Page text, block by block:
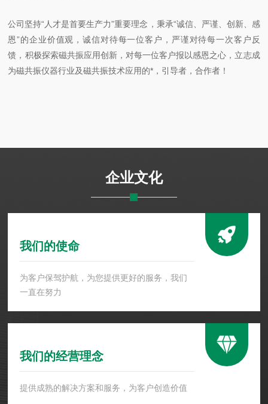
公司坚持“人才是首要生产力”重要理念，秉承“诚信、严谨、创新、感
恩”的企业价值观，诚信对待每一位客户，严谨对待每一次客户反
馈，积极探索磁共振应用创新，对每一位客户报以感恩之心，立志成
为磁共振仪器行业及磁共振技术应用的*，引导者，合作者！
企业文化
我们的使命
为客户保驾护航，为您提供更好的服务，我们
一直在努力
我们的经营理念
提供成熟的解决方案和服务，为客户创造价值